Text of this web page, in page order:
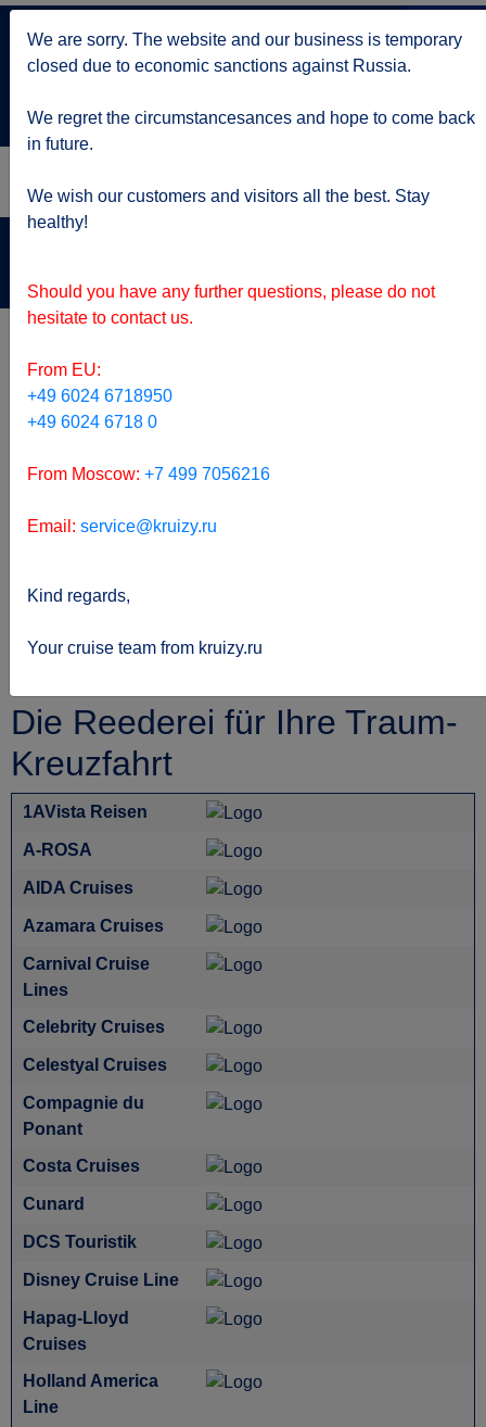
по Москве
Отправить запрос
Die Reederei für Ihre Traum-
Kreuzfahrt
1AVista Reisen
A-ROSA
AIDA Cruises
Azamara Cruises
Carnival Cruise
Lines
Celebrity Cruises
Celestyal Cruises
Compagnie du
Ponant
Costa Cruises
Cunard
DCS Touristik
Disney Cruise Line
Hapag-Lloyd
Cruises
Holland America
Line
We are sorry. The website and our business is temporary
closed due to economic sanctions against Russia.
We regret the circumstancesances and hope to come back
in future.
We wish our customers and visitors all the best. Stay
healthy!
Should you have any further questions, please do not
hesitate to contact us.
From EU:
+49 6024 6718950
+49 6024 6718 0
From Moscow: +7 499 7056216
Email: service@kruizy.ru
Kind regards,
Your cruise team from kruizy.ru